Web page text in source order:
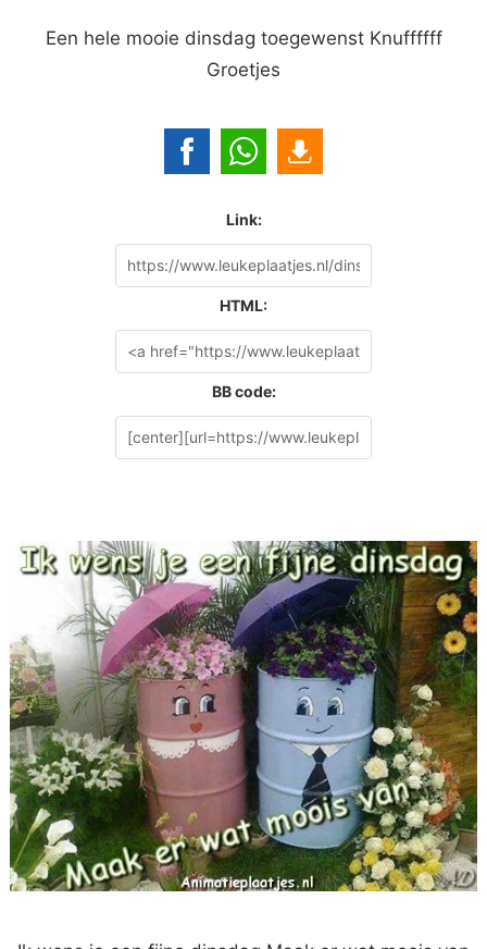
Een hele mooie dinsdag toegewenst Knuffffff
Groetjes
Link:
HTML:
BB code: